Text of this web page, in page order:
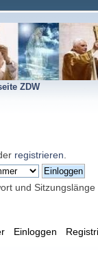
ZDW
registrieren
und Sitzungslänge
Einloggen